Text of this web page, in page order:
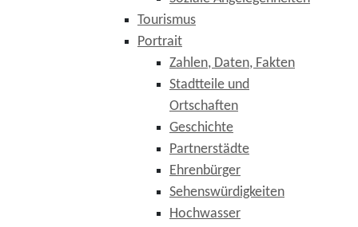
Tourismus
Portrait
Zahlen, Daten, Fakten
Stadtteile und
Ortschaften
Geschichte
Partnerstädte
Ehrenbürger
Sehenswürdigkeiten
Hochwasser